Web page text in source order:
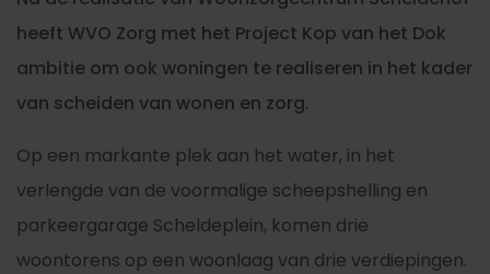
heeft WVO Zorg met het Project Kop van het Dok
ambitie om ook woningen te realiseren in het kader
van scheiden van wonen en zorg.
Op een markante plek aan het water, in het
verlengde van de voormalige scheepshelling en
parkeergarage Scheldeplein, komen drie
woontorens op een woonlaag van drie verdiepingen.